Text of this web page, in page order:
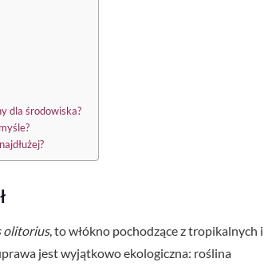
dla środowiska?
olitorius, to włókno pochodzące z tropikalnych i
jest wyjątkowo ekologiczna: roślina